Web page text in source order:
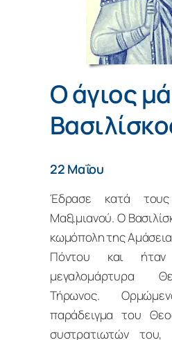
Ο άγιος
22 Μαΐου
Έδρασε κατά
Μαξιμιανού. Ο
κωμόπολη της
Πόντου και
μεγαλομάρτυρα
Τήρωνος.
παράδειγμα του
συστρατιωτών του,